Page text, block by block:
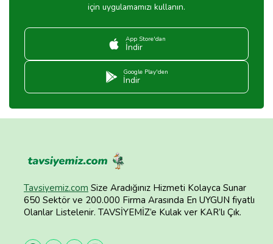
için uygulamamızı kullanın.
App Store'dan
İndir
Google Play'den
İndir
Tavsiyemiz.com Size Aradığınız Hizmeti Kolayca Sunar
650 Sektör ve 200.000 Firma Arasında En UYGUN fiyatlı
Olanlar Listelenir. TAVSİYEMİZ’e Kulak ver KAR’lı Çık.